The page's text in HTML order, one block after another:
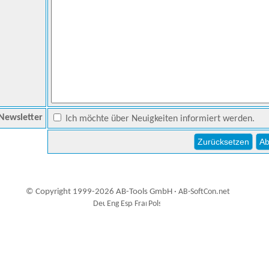
Newsletter Ich möchte über Neuigkeiten informiert werden.
© Copyright 1999-2026 AB-Tools GmbH · AB-SoftCon.net